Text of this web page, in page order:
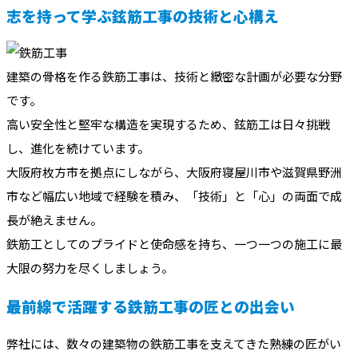
志を持って学ぶ鉉筋工事の技術と心構え
建築の骨格を作る鉄筋工事は、技術と緻密な計画が必要な分野
です。
高い安全性と堅牢な構造を実現するため、鉉筋工は日々挑戦
し、進化を続けています。
大阪府枚方市を拠点にしながら、大阪府寝屋川市や滋賀県野洲
市など幅広い地域で経験を積み、「技術」と「心」の両面で成
長が絶えません。
鉄筋工としてのプライドと使命感を持ち、一つ一つの施工に最
大限の努力を尽くしましょう。
最前線で活躍する鉄筋工事の匠との出会い
弊社には、数々の建築物の鉄筋工事を支えてきた熟練の匠がい